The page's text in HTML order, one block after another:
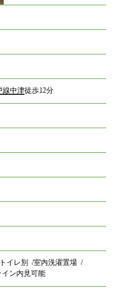
線中津徒歩12分
イレ別
室内洗濯置場
イン内見可能